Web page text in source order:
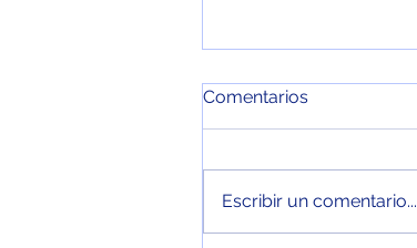
Comentarios
Escribir un comentario...